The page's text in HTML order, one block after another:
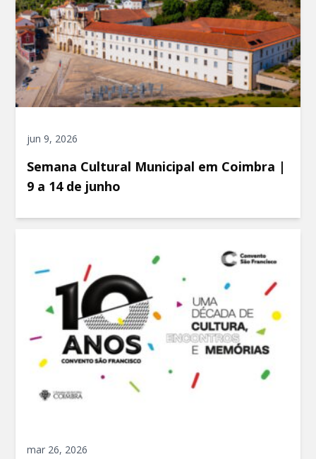
jun 9, 2026
Semana Cultural Municipal em Coimbra |
9 a 14 de junho
mar 26, 2026